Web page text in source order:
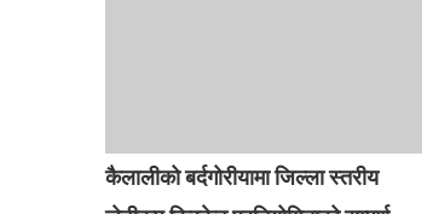
कैलालीको बर्दगोरीयामा जिल्ला स्तरीय